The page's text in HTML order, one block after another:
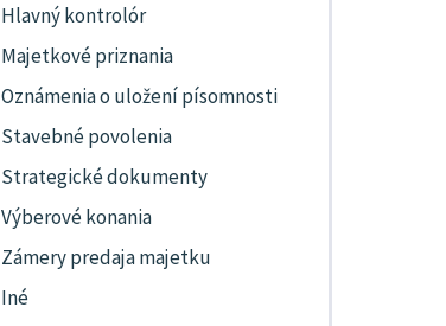
Hlavný kontrolór
Majetkové priznania
Oznámenia o uložení písomnosti
Stavebné povolenia
Strategické dokumenty
Výberové konania
Zámery predaja majetku
Iné